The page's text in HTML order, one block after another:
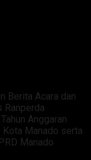
Berita Acara dan
Ranperda
Anggaran
Manado serta
Manado